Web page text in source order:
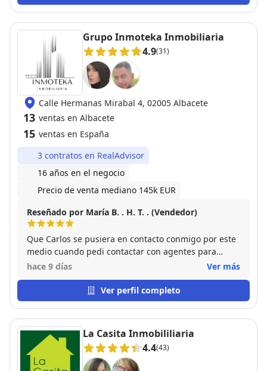
Grupo Inmoteka Inmobiliaria
4.9(31)
Calle Hermanas Mirabal 4, 02005 Albacete
13 ventas en Albacete
15 ventas en España
3 contratos en RealAdvisor
16 años en el negocio
Precio de venta mediano 145k EUR
Reseñado por María B. . H. T. . (Vendedor)
Que Carlos se pusiera en contacto conmigo por este
medio cuando pedi contactar con agentes para
gestionar la venta de mi piso ha sido lo mejor que
en papeleos y otras cosas, pero el ha estado al pie
del cañón codo con codo para ayudarme a ir
menos de una semana vendió el piso, en tres dias el
contrato de arras estaba firmado y en tres meses
firmado en notaria. Espectacular su efectividad. Lo
recomiendo 100%. Gracias Carlos!!
hace 9 días Ver más
Ver perfil completo
La Casita Inmobililiaria
4.4(43)